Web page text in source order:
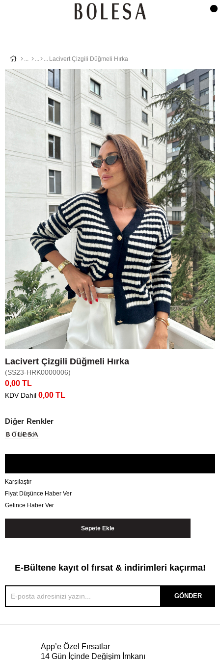
Lacivert Çizgili Düğmeli Hırka
Lacivert Çizgili Düğmeli Hırka
(SS23-HRK0000006)
0,00 TL
KDV Dahil 0,00 TL
Diğer Renkler
Tükendi
Karşılaştır
Fiyat Düşünce Haber Ver
Gelince Haber Ver
E-Bültene kayıt ol fırsat & indirimleri kaçırma!
GÖNDER
App’e Özel Fırsatlar
14 Gün İçinde Değişim İmkanı